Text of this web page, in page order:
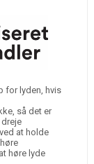
for lyden, hvis
så det er
at holde
høre lyde